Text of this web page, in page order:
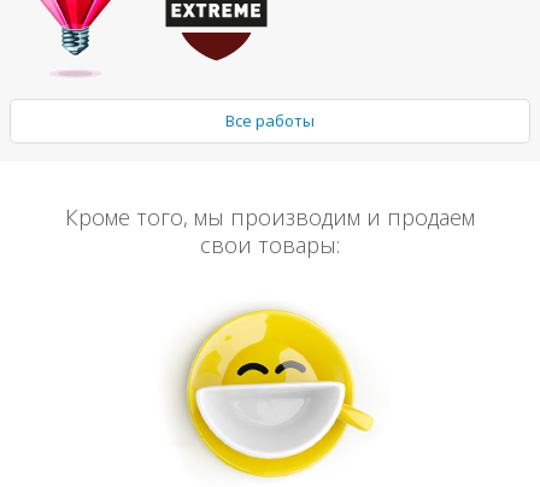
Все работы
Кроме того, мы производим и продаем
свои товары: